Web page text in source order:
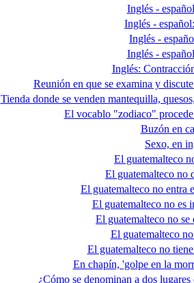
Inglés -
Inglés -
Inglés -
Inglés -
Inglés:
Reunión en que se examina y
Tienda donde se venden mantequilla,
El vocablo "zodiaco"
Buzón en
Sexo, en
El guatemalteco
El guatemalteco no
El guatemalteco no entra
El guatemalteco no es
El guatemalteco no se
El guatemalteco
El guatemalteco no
En chapín, 'golpe en la
¿Cómo se denominan a dos